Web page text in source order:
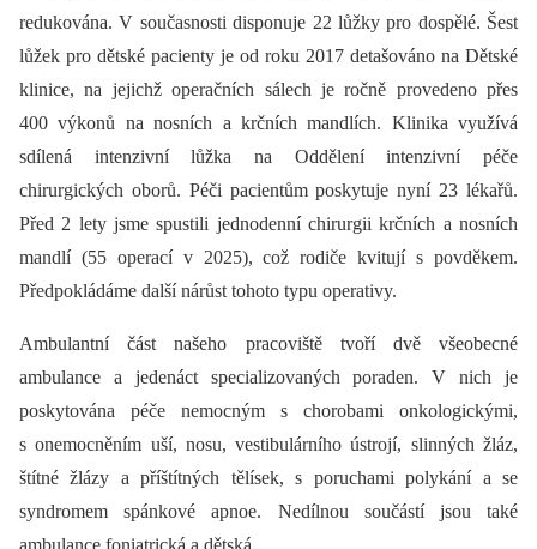
redukována. V současnosti disponuje 22 lůžky pro dospělé. Šest
lůžek pro dětské pacienty je od roku 2017 detašováno na Dětské
klinice, na jejichž operačních sálech je ročně provedeno přes
400 výkonů na nosních a krčních mandlích. Klinika využívá
sdílená intenzivní lůžka na Oddělení intenzivní péče
chirurgických oborů. Péči pacientům poskytuje nyní 23 lékařů.
Před 2 lety jsme spustili jednodenní chirurgii krčních a nosních
mandlí (55 operací v 2025), což rodiče kvitují s povděkem.
Předpokládáme další nárůst tohoto typu operativy.
Ambulantní část našeho pracoviště tvoří dvě všeobecné
ambulance a jedenáct specializovaných poraden. V nich je
poskytována péče nemocným s chorobami onkologickými,
s onemocněním uší, nosu, vestibulárního ústrojí, slinných žláz,
štítné žlázy a příštítných tělísek, s poruchami polykání a se
syndromem spánkové apnoe. Nedílnou součástí jsou také
ambulance foniatrická a dětská.